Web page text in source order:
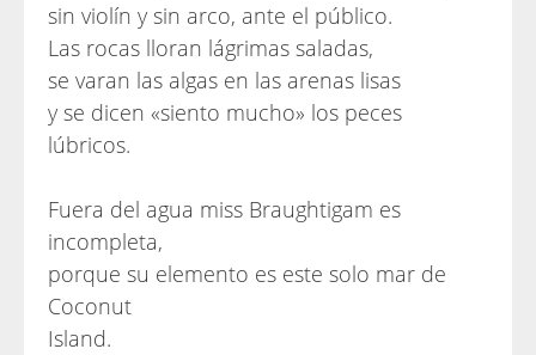
sin violín y sin arco, ante el público.
Las rocas lloran lágrimas saladas,
se varan las algas en las arenas lisas
y se dicen «siento mucho» los peces
lúbricos.
Fuera del agua miss Braughtigam es
incompleta,
porque su elemento es este solo mar de
Coconut
Island.